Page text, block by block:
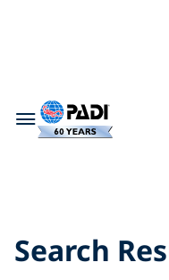
Toggle navigation
Search